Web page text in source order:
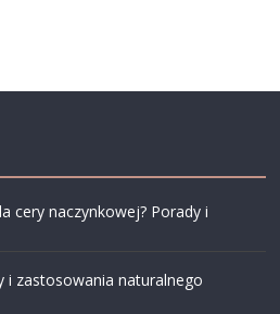
cery naczynkowej? Porady i
i zastosowania naturalnego